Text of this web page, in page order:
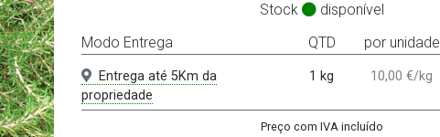
Stock
disponível
Modo Entrega
QTD por unidade
Entrega até 5Km da
propriedade
1 kg 10,00 €/kg
Preço com IVA incluído